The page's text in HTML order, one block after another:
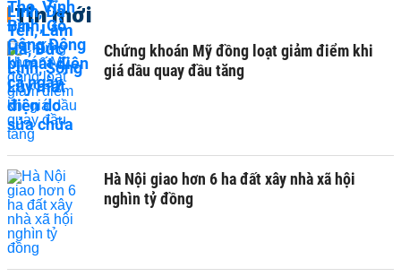
Tin mới
Chứng khoán Mỹ đồng loạt giảm điểm khi
giá dầu quay đầu tăng
Hà Nội giao hơn 6 ha đất xây nhà xã hội
nghìn tỷ đồng